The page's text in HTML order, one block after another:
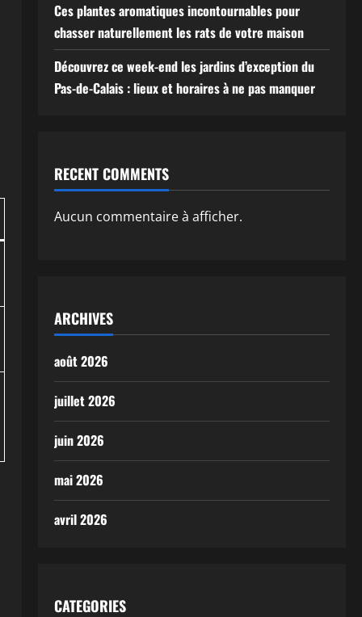
Ces plantes aromatiques incontournables pour
chasser naturellement les rats de votre maison
Découvrez ce week-end les jardins d’exception du
Pas-de-Calais : lieux et horaires à ne pas manquer
RECENT COMMENTS
Aucun commentaire à afficher.
ARCHIVES
août 2026
juillet 2026
juin 2026
mai 2026
avril 2026
CATEGORIES